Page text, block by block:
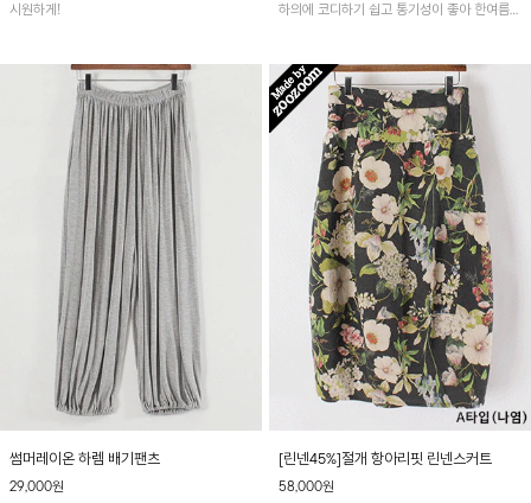
시원하게!
하의에 코디하기 쉽고 통기성이 좋아 한여름에
썸머레이온 하렘 배기팬츠
29,000원
[린넨45%]절개 항아리핏 린넨스커트
58,000원